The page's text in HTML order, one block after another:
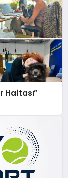
Haftası”